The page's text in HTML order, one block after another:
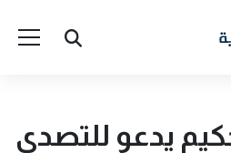
يدعو للتصدي